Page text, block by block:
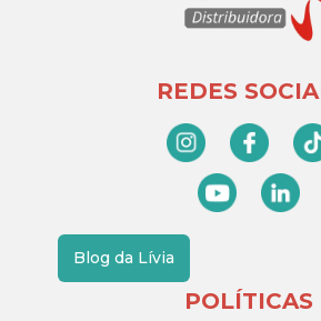
REDES
Blog da Lívia
POLÍTICAS